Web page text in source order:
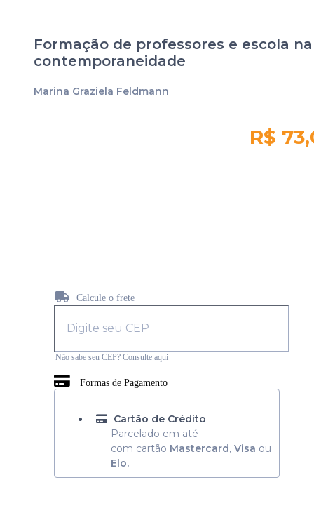
Formação de professores e escola na
contemporaneidade
Marina Graziela Feldmann
R$
Calcule o frete
Não sabe seu CEP? Consulte aqui
Formas de Pagamento
Cartão de Crédito
Parcelado em até
com cartão Mastercard, Visa ou
Elo.